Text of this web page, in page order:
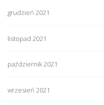
grudzień 2021
listopad 2021
październik 2021
wrzesień 2021